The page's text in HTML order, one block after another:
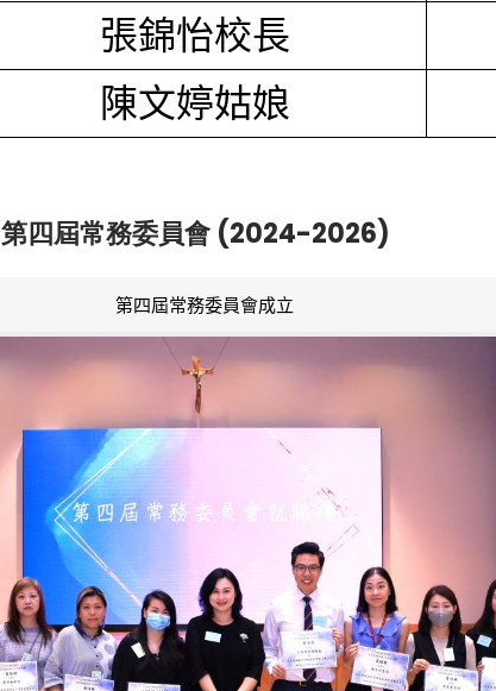
張錦怡校長
陳文婷姑娘
第四屆常務委員會 (2024-2026)
第四屆常務委員會成立